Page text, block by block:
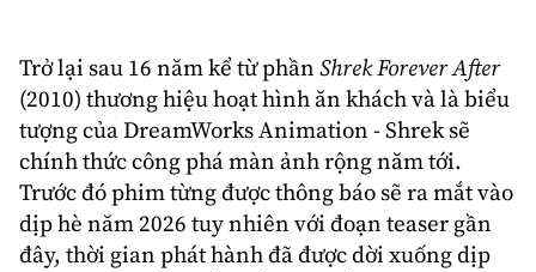
Trở lại sau 16 năm kể từ phần Shrek Forever After
(2010) thương hiệu hoạt hình ăn khách và là biểu
tượng củaDreamWorksAnimation - Shrek sẽ
chính thức công phá màn ảnh rộng năm tới.
Trước đó phim từng được thông báo sẽ ra mắt vào
dịp hè năm 2026 tuy nhiên với đoạn teaser gần
đây, thời gian phát hành đã được dời xuống dịp